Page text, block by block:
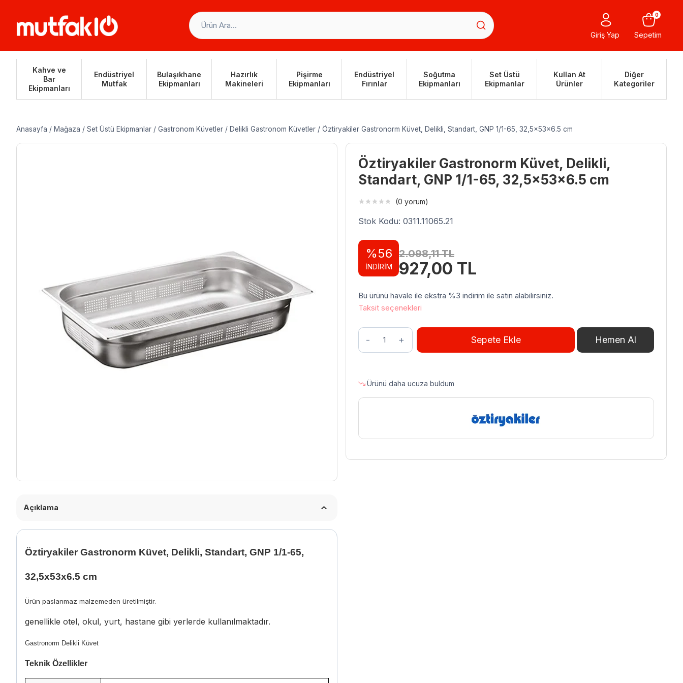
Giriş Yap Sepetim
0
Kahve ve
Bar
Ekipmanları
Endüstriyel
Mutfak
Bulaşıkhane
Ekipmanları
Hazırlık
Makineleri
Pişirme
Ekipmanları
Endüstriyel
Fırınlar
Soğutma
Ekipmanları
Set Üstü
Ekipmanlar
Kullan At
Ürünler
Diğer
Kategoriler
Anasayfa / Mağaza / Set Üstü Ekipmanlar / Gastronom Küvetler / Delikli Gastronom Küvetler / Öztiryakiler Gastronorm Küvet, Delikli, Standart, GNP 1/1-65, 32,5x53x6.5 cm
Açıklama
Öztiryakiler Gastronorm Küvet, Delikli, Standart, GNP 1/1-65,
32,5x53x6.5 cm
Ürün paslanmaz malzemeden üretilmiştir.
genellikle otel, okul, yurt, hastane gibi yerlerde kullanılmaktadır.
Gastronorm Delikli Küvet
Teknik Özellikler
Öztiryakiler Gastronorm Küvet, Delikli,
Standart, GNP 1/1-65, 32,5x53x6.5 cm
(0 yorum)
Stok Kodu: 0311.11065.21
%56
İNDİRİM
2.098,11TL
Orijinal
fiyat:
2.098,11 TL.
927,00 TL
fiyat:
Bu ürünü havale ile ekstra %3 indirim ile satın alabilirsiniz.
Taksit seçenekleri
Öztiryakiler
Gastronorm
Standart,
GNP
32,5x53x6.5
adet
Sepete Ekle Hemen Al
Ürünü daha ucuza buldum